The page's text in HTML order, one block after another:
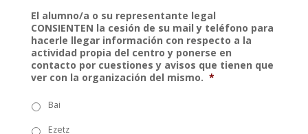
El alumno/a o su representante legal
CONSIENTEN la cesión de su mail y teléfono para
hacerle llegar información con respecto a la
actividad propia del centro y ponerse en
contacto por cuestiones y avisos que tienen que
ver con la organización del mismo. *
Bai
Ezetz